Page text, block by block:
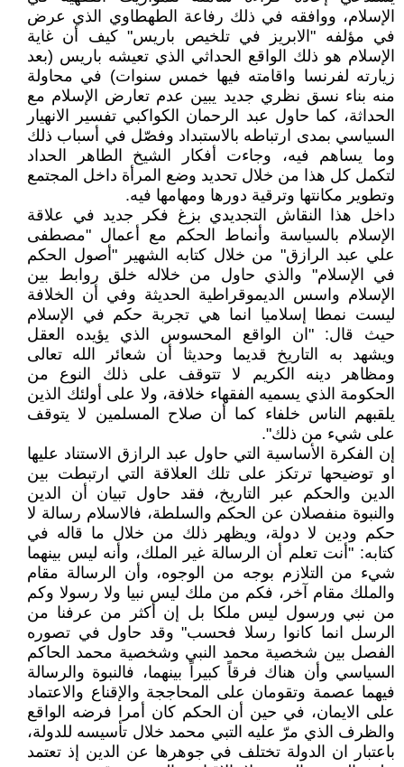
الإسلام، ووافقه في ذلك رفاعة الطهطاوي الذي عرض
في مؤلفه "الابريز في تلخيص باريس" كيف أن غاية
الإسلام هو ذلك الواقع الحداثي الذي تعيشه باريس (بعد
زيارته لفرنسا واقامته فيها خمس سنوات) في محاولة
منه بناء نسق نظري جديد يبين عدم تعارض الإسلام مع
الحداثة، كما حاول عبد الرحمان الكواكبي تفسير الانهيار
السياسي بمدى ارتباطه بالاستبداد وفصّل في أسباب ذلك
وما يساهم فيه، وجاءت أفكار الشيخ الطاهر الحداد
لتكمل كل هذا من خلال تحديد وضع المرأة داخل المجتمع
وتطوير مكانتها وترقية دورها ومهامها فيه.
داخل هذا النقاش التجديدي بزغ فكر جديد في علاقة
الإسلام بالسياسة وأنماط الحكم مع أعمال "مصطفى
علي عبد الرازق" من خلال كتابه الشهير "أصول الحكم
في الإسلام" والذي حاول من خلاله خلق روابط بين
الإسلام واسس الديموقراطية الحديثة وفي أن الخلافة
ليست نمطا إسلاميا انما هي تجربة حكم في الإسلام
حيث قال: "ان الواقع المحسوس الذي يؤيده العقل
ويشهد به التاريخ قديما وحديثا أن شعائر الله تعالى
ومظاهر دينه الكريم لا تتوقف على ذلك النوع من
الحكومة الذي يسميه الفقهاء خلافة، ولا على أولئك الذين
يلقبهم الناس خلفاء كما أن صلاح المسلمين لا يتوقف
على شيء من ذلك".
إن الفكرة الأساسية التي حاول عبد الرازق الاستناد عليها
او توضيحها ترتكز على تلك العلاقة التي ارتبطت بين
الدين والحكم عبر التاريخ، فقد حاول تبيان أن الدين
والنبوة منفصلان عن الحكم والسلطة، فالاسلام رسالة لا
حكم ودين لا دولة، ويظهر ذلك من خلال ما قاله في
كتابه: "أنت تعلم أن الرسالة غير الملك، وأنه ليس بينهما
شيء من التلازم بوجه من الوجوه، وأن الرسالة مقام
والملك مقام آخر، فكم من ملك ليس نبيا ولا رسولا وكم
من نبي ورسول ليس ملكا بل إن أكثر من عرفنا من
الرسل انما كانوا رسلا فحسب" وقد حاول في تصوره
الفصل بين شخصية محمد النبي وشخصية محمد الحاكم
السياسي وأن هناك فرقاً كبيراً بينهما، فالنبوة والرسالة
فيهما عصمة وتقومان على المحاججة والإقناع والاعتماد
على الايمان، في حين أن الحكم كان أمرا فرضه الواقع
والظرف الذي مرّ عليه التبي محمد خلال تأسيسه للدولة،
باعتبار ان الدولة تختلف في جوهرها عن الدين إذ تعتمد